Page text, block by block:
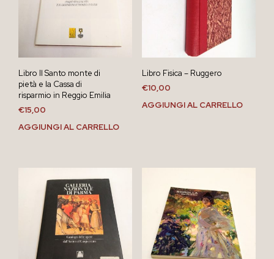
Libro Il Santo monte di
pietà e la Cassa di
risparmio in Reggio Emilia
€15,00
AGGIUNGI AL CARRELLO
Libro Fisica – Ruggero
€10,00
AGGIUNGI AL CARRELLO